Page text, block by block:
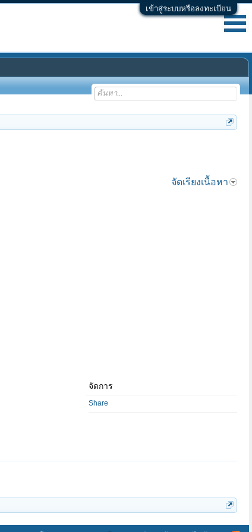
เข้าสู่ระบบหรือลงทะเบียน
จัดเรียงเนื้อหา
จัดการ
Share